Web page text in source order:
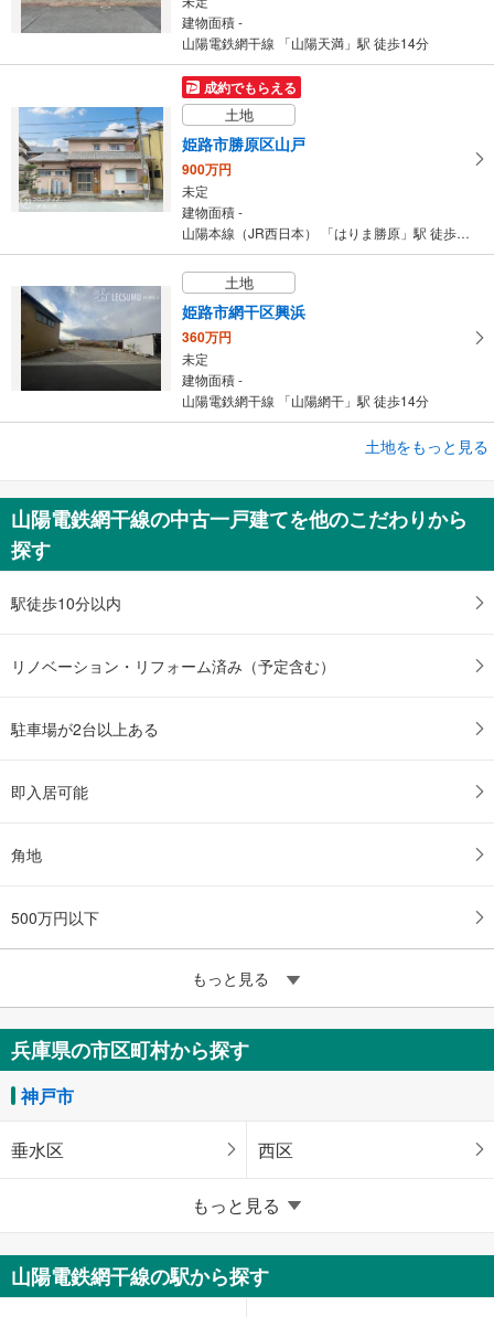
建物面積 -
山陽電鉄網干線 「山陽天満」駅 徒歩14分
成約でもらえる
土地
姫路市勝原区山戸
900万円
未定
建物面積 -
山陽本線（JR西日本） 「はりま勝原」駅 徒歩17分
土地
姫路市網干区興浜
360万円
未定
建物面積 -
山陽電鉄網干線 「山陽網干」駅 徒歩14分
820万円
未定
山陽電鉄網干線 「山陽網干」駅 徒歩19分
土地をもっと見る
山陽電鉄網干線の中古一戸建てを他のこだわりから
探す
駅徒歩10分以内
リノベーション・リフォーム済み（予定含む）
駐車場が2台以上ある
即入居可能
角地
500万円以下
もっと見る
兵庫県の市区町村から探す
神戸市
垂水区 西区
兵庫県のそのほかの地域
姫路市 明石市
もっと見る
山陽電鉄網干線の駅から探す